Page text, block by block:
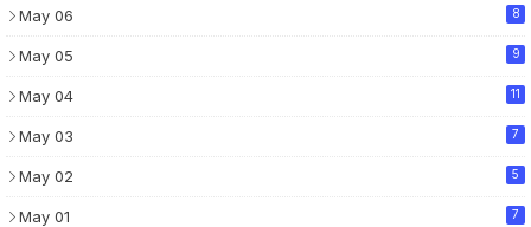
May 06 8
May 05 9
May 04 11
May 03 7
May 02 5
May 01 7